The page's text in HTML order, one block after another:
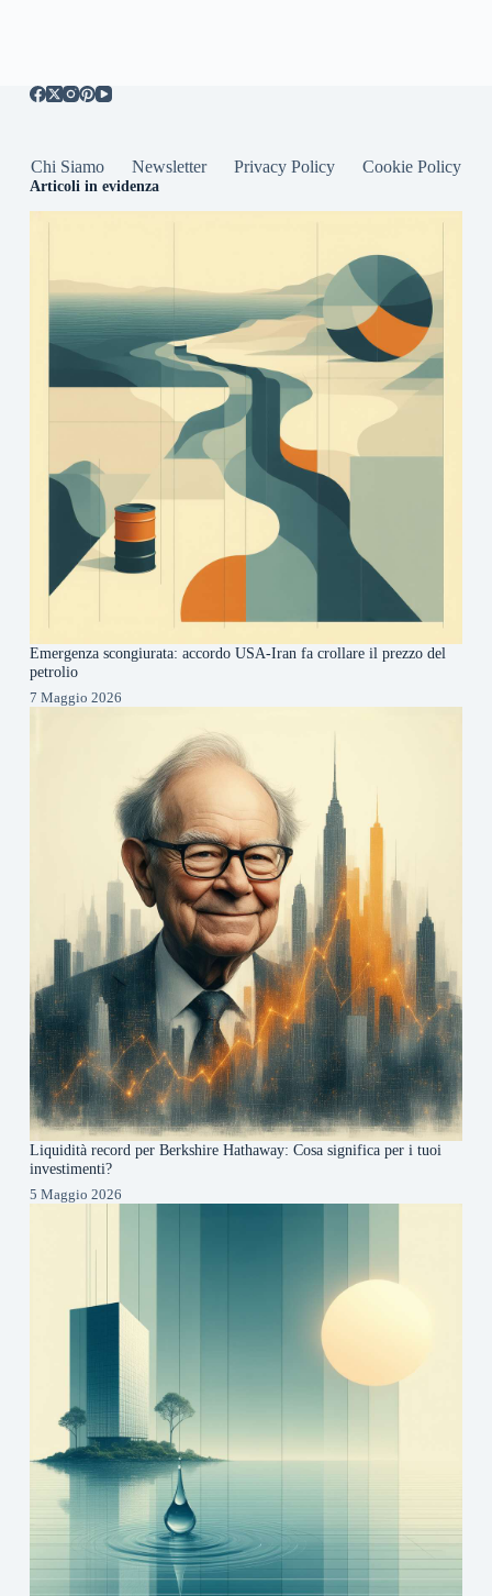
Chi Siamo Newsletter Privacy Policy Cookie Policy
Articoli in evidenza
Emergenza scongiurata: accordo USA-Iran fa crollare il prezzo del
petrolio
7 Maggio 2026
Liquidità record per Berkshire Hathaway: Cosa significa per i tuoi
investimenti?
5 Maggio 2026